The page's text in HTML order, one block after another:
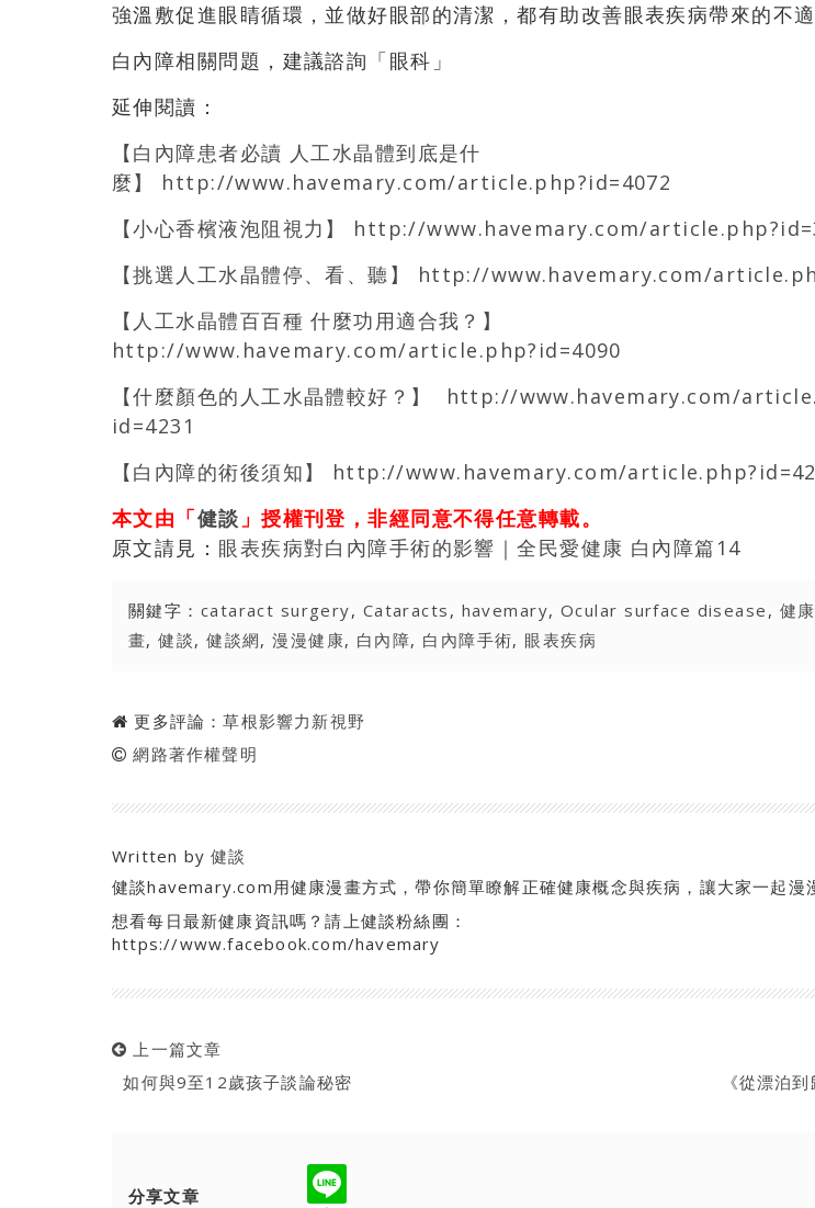
強溫敷促進眼睛循環，並做好眼部的清潔，都有助改善眼表疾病帶來的不適
白內障相關問題，建議諮詢「眼科」
延伸閱讀：
【白內障患者必讀 人工水晶體到底是什
麼】
http://www.havemary.com/article.php?id=4072
【小心香檳液泡阻視力】
http://www.havemary.com/
【挑選人工水晶體停、看、聽】
http://www.havemary.com/
【人工水晶體百百種 什麼功用適合我？】
http://www.havemary.com/article.php?id=4090
【什麼顏色的人工水晶體較好？】
http://www.havemary.com/
id=4231
【白內障的術後須知】
http://www.havemary.com/
本文由「健談 」授權刊登，非經同意不得任意轉載。
原文請見： 眼表疾病對白內障手術的影響｜全民愛健康 白內障篇14
關鍵字： cataract surgery, Cataracts , havemary, Ocular surface disease , 健
畫,健談,健談網,漫漫健康, 白內障, 白內障手術, 眼表疾病
更多評論：草根影響力新視野
網路著作權聲明
Written by健談
健談havemary.com用健康漫畫方式，帶你簡單瞭解正確健康概念與疾病，讓大家一起漫
想看每日最新健康資訊嗎？請上健談粉絲團：
https://www.facebook.com/havemary
上一篇文章
如何與9至12歲孩子談論秘密
《從漂泊到
分享文章